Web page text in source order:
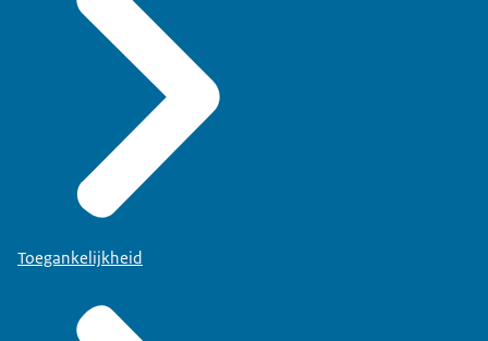
Toegankelijkheid